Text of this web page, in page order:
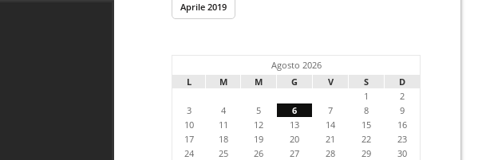
Aprile 2019
Agosto 2026
L
M M G V S
D
1
2
3
4 5 6 7 8
9
10
11 12 13 14 15
16
17
18 19 20 21 22
23
24
25 26 27 28 29
30